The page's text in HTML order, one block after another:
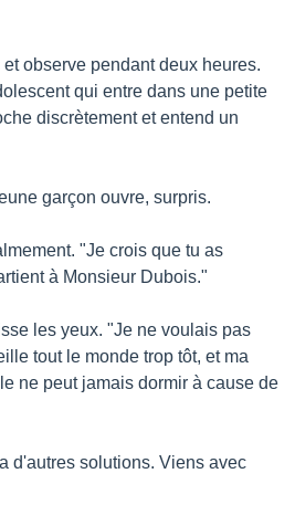
observe pendant deux heures.
qui entre dans une petite
discrètement et entend un
garçon ouvre, surpris.
"Je crois que tu as
à Monsieur Dubois."
les yeux. "Je ne voulais pas
tout le monde trop tôt, et ma
ne peut jamais dormir à cause de
d'autres solutions. Viens avec